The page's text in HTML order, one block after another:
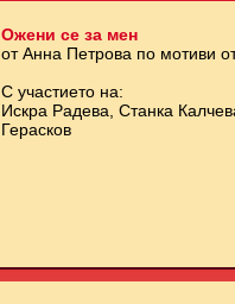
Ожени се за мен
от Анна Петрова по мотиви
С участието на:
Искра Радева, Станка
Герасков